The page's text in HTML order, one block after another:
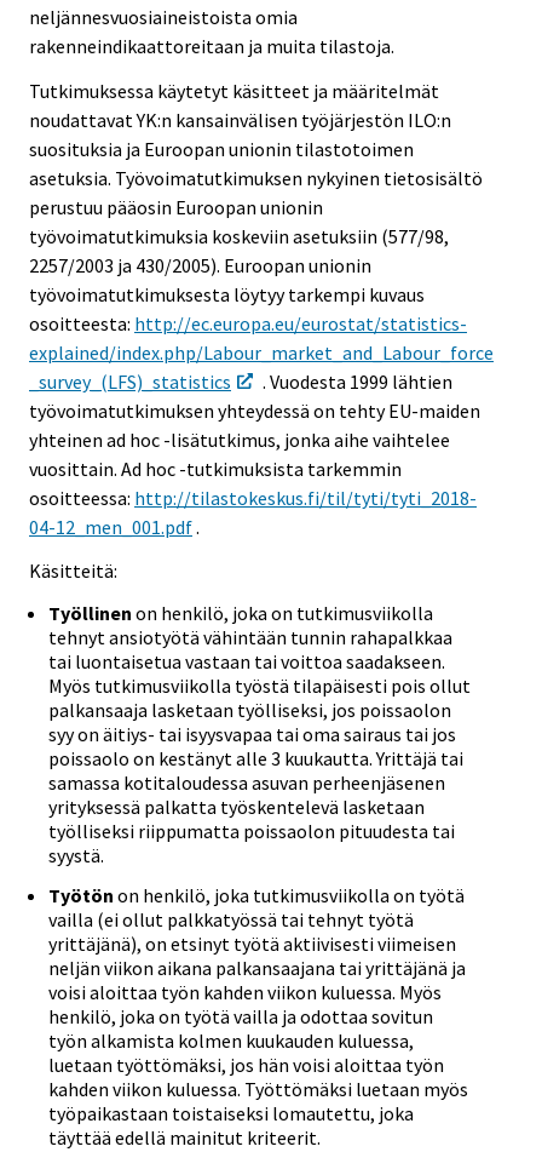
neljännesvuosiaineistoista omia
rakenneindikaattoreitaan ja muita tilastoja.
Tutkimuksessa käytetyt käsitteet ja määritelmät
noudattavat YK:n kansainvälisen työjärjestön ILO:n
suosituksia ja Euroopan unionin tilastotoimen
asetuksia. Työvoimatutkimuksen nykyinen tietosisältö
perustuu pääosin Euroopan unionin
työvoimatutkimuksia koskeviin asetuksiin (577/98,
2257/2003 ja 430/2005). Euroopan unionin
työvoimatutkimuksesta löytyy tarkempi kuvaus
osoitteesta: http://ec.europa.eu/eurostat/statistics-
explained/index.php/Labour_market_and_Labour_force
_survey_(LFS)_statistics
. Vuodesta 1999 lähtien
työvoimatutkimuksen yhteydessä on tehty EU-maiden
yhteinen ad hoc -lisätutkimus, jonka aihe vaihtelee
vuosittain. Ad hoc -tutkimuksista tarkemmin
osoitteessa: http://tilastokeskus.fi/til/tyti/tyti_2018-
04-12_men_001.pdf.
Käsitteitä:
Työllinen on henkilö, joka on tutkimusviikolla
tehnyt ansiotyötä vähintään tunnin rahapalkkaa
tai luontaisetua vastaan tai voittoa saadakseen.
Myös tutkimusviikolla työstä tilapäisesti pois ollut
palkansaaja lasketaan työlliseksi, jos poissaolon
syy on äitiys- tai isyysvapaa tai oma sairaus tai jos
poissaolo on kestänyt alle 3 kuukautta. Yrittäjä tai
samassa kotitaloudessa asuvan perheenjäsenen
yrityksessä palkatta työskentelevä lasketaan
työlliseksi riippumatta poissaolon pituudesta tai
syystä.
Työtön on henkilö, joka tutkimusviikolla on työtä
vailla (ei ollut palkkatyössä tai tehnyt työtä
yrittäjänä), on etsinyt työtä aktiivisesti viimeisen
neljän viikon aikana palkansaajana tai yrittäjänä ja
voisi aloittaa työn kahden viikon kuluessa. Myös
henkilö, joka on työtä vailla ja odottaa sovitun
työn alkamista kolmen kuukauden kuluessa,
luetaan työttömäksi, jos hän voisi aloittaa työn
kahden viikon kuluessa. Työttömäksi luetaan myös
työpaikastaan toistaiseksi lomautettu, joka
täyttää edellä mainitut kriteerit.